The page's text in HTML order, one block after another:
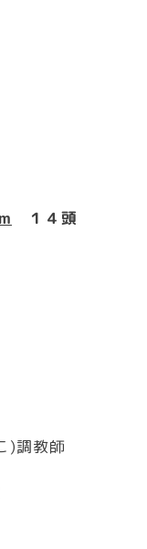
１４頭
)調教師